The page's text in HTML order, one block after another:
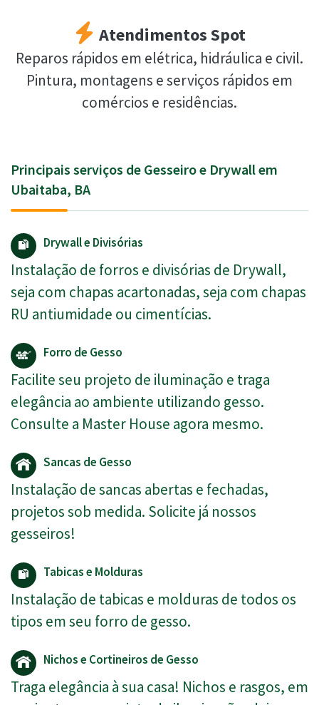
Atendimentos Spot
Reparos rápidos em elétrica, hidráulica e civil.
Pintura, montagens e serviços rápidos em
comércios e residências.
Principais serviços de Gesseiro e Drywall em
Ubaitaba, BA
Drywall e Divisórias
Instalação de forros e divisórias de Drywall,
seja com chapas acartonadas, seja com chapas
RU antiumidade ou cimentícias.
Forro de Gesso
Facilite seu projeto de iluminação e traga
elegância ao ambiente utilizando gesso.
Consulte a Master House agora mesmo.
Sancas de Gesso
Instalação de sancas abertas e fechadas,
projetos sob medida. Solicite já nossos
gesseiros!
Tabicas e Molduras
Instalação de tabicas e molduras de todos os
tipos em seu forro de gesso.
Nichos e Cortineiros de Gesso
Traga elegância à sua casa! Nichos e rasgos, em